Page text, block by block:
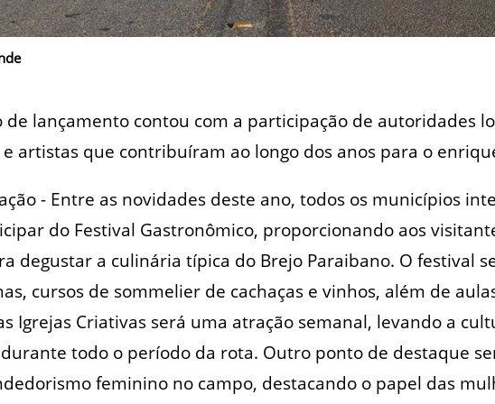
de lançamento contou com a participação de autoridades
artistas que contribuíram ao longo dos anos para o
- Entre as novidades deste ano, todos os municípios
do Festival Gastronômico, proporcionando aos
degustar a culinária típica do Brejo Paraibano. O festival
cursos de sommelier de cachaças e vinhos, além de
Igrejas Criativas será uma atração semanal, levando a
todo o período da rota. Outro ponto de destaque
feminino no campo, destacando o papel das